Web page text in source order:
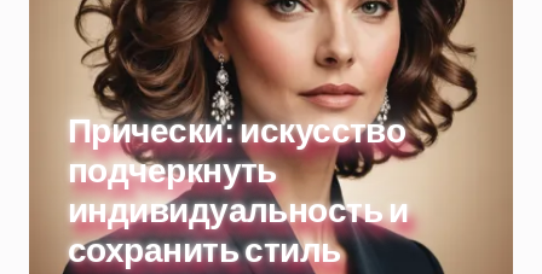
Прически: искусство
подчеркнуть
индивидуальность и
сохранить стиль